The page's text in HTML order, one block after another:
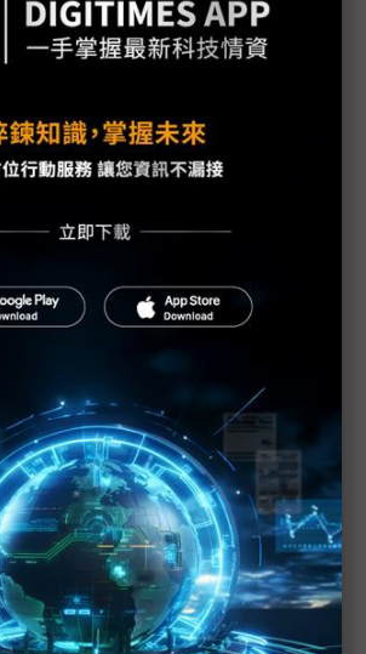
測產品輻射值
團6日飄到台灣 影響輕微
現2具東電員工遺體
洩 東電灌高分子聚合物堵裂縫
隊分批赴日 助防範核災擴大
銷售應無顯著影響
70% IAEA：日本核電廠情況仍非
通膨
學玻璃廠小原、Hoya相繼宣布減產
公司損失數十億日圓